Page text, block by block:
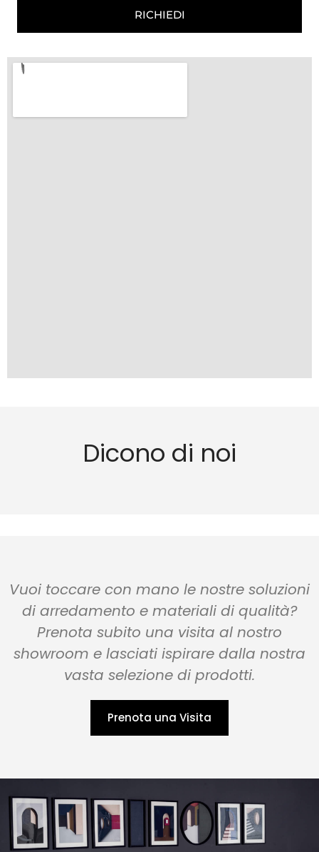
RICHIEDI
Dicono di noi
Vuoi toccare con mano le nostre soluzioni
di arredamento e materiali di qualità?
Prenota subito una visita al nostro
showroom e lasciati ispirare dalla nostra
vasta selezione di prodotti.
Prenota una Visita